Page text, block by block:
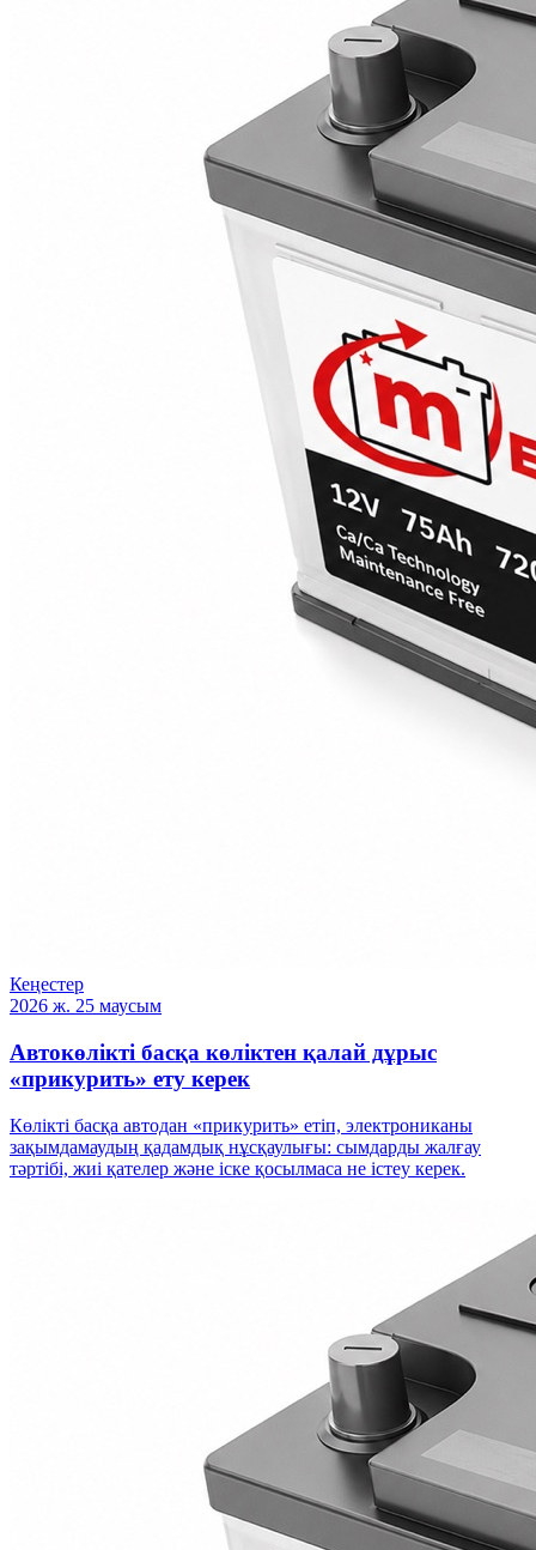
Кеңестер
2026 ж. 25 маусым
Автокөлікті басқа көліктен қалай дұрыс
«прикурить» ету керек
Көлікті басқа автодан «прикурить» етіп, электрониканы
зақымдамаудың қадамдық нұсқаулығы: сымдарды жалғау
тәртібі, жиі қателер және іске қосылмаса не істеу керек.